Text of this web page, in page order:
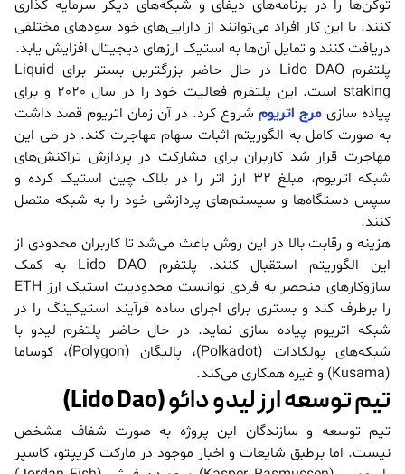
توکن‌ها را در برنامه‌های دیفای و شبکه‌های دیگر سرمایه گذاری
کنند. با این کار افراد می‌توانند از دارایی‌های خود سودهای مختلفی
دریافت کنند و تمایل آن‌ها به استیک ارزهای دیجیتال افزایش یابد.
پلتفرم Lido DAO در حال حاضر بزرگترین بستر برای Liquid
staking است. این پلتفرم فعالیت خود را در سال 2020 و برای
پیاده سازی مرج اتریومشروع کرد. در آن زمان اتریوم قصد داشت
به صورت کامل به الگوریتم اثبات سهام مهاجرت کند. در طی این
مهاجرت قرار شد کاربران برای مشارکت در پردازش تراکنش‌های
شبکه اتریوم، مبلغ 32 ارز اتر را در بلاک چین استیک کرده و
سپس دستگاه‌ها و سیستم‌های پردازشی خود را به شبکه متصل
کنند.
هزینه و رقابت بالا در این روش باعث می‌شد تا کاربران محدودی از
این الگوریتم استقبال کنند. پلتفرم Lido DAO به کمک
سازوکارهای منحصر به فردی توانست محدودیت استیک ارز ETH
را برطرف کند و بستری برای اجرای ساده فرآیند استیکینگ را در
شبکه اتریوم پیاده سازی نماید. در حال حاضر پلتفرم لیدو با
شبکه‌های پولکادات (Polkadot)، پالیگان (Polygon)، کوساما
(Kusama) و غیره همکاری می‌کند.
تیم توسعه ارز لیدو دائو (Lido Dao)
تیم توسعه و سازندگان این پروژه به صورت شفاف مشخص
نیست. اما برطبق شایعات و اخبار موجود در مارکت کریپتو، کاسپر